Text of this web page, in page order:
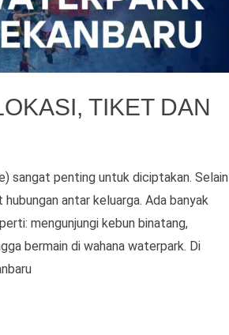
TIKET DAN
sangat penting untuk diciptakan. Selain
antar keluarga. Ada banyak
mengunjungi kebun binatang,
bermain di wahana waterpark. Di